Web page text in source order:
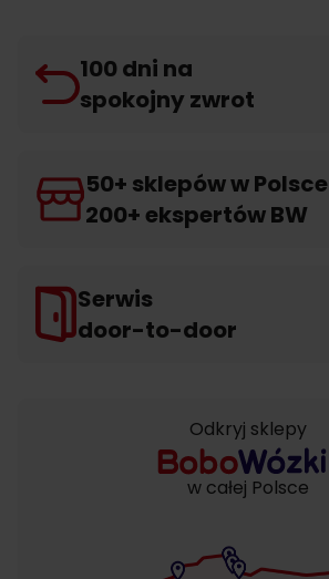
100 dni na
spokojny zwrot
50+ sklepów w Polsce
200+ ekspertów BW
Serwis
door-to-door
Odkryj sklepy
w całej Polsce